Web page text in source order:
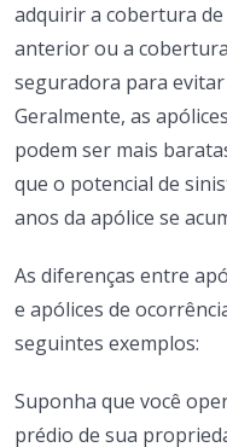
adquirir a cobertura
anterior ou a
seguradora para
Geralmente, as
podem ser mais
que o potencial de
anos da apólice se
As diferenças entre
e apólices de
seguintes exemplos:
Suponha que você
prédio de sua